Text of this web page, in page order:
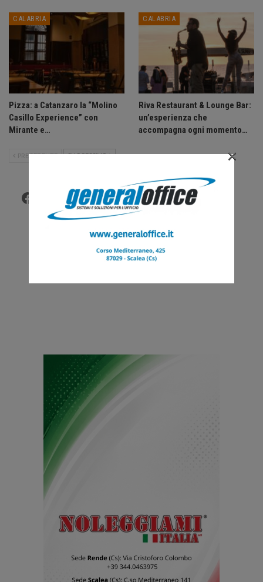
CALABRIA
Pizza: a Catanzaro la “Molino
Casillo Experience” con
Mirante e…
CALABRIA
Riva Restaurant & Lounge Bar:
un’esperienza che
accompagna ogni momento…
PRECEDENTE SUCCESSIVO
Facebook
Twitter
×